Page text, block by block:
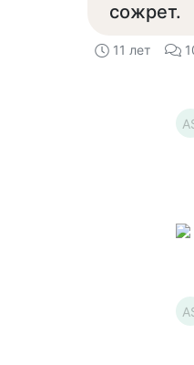
сожрет.
11 лет